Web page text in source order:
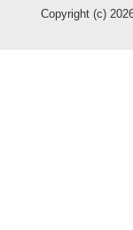
Copyright (c)